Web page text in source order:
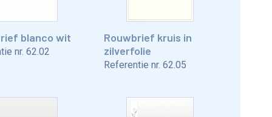
blanco wit
nr. 62.02
Rouwbrief kruis in
zilverfolie
Referentie nr. 62.05